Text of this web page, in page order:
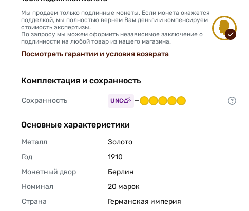
Мы продаем только подлинные монеты. Если монета окажется
подделкой, мы полностью вернем Вам деньги и компенсируем
стоимость экспертизы.
По запросу мы можем оформить независимое заключение о
подлинности на любой товар из нашего магазина.
Посмотреть гарантии и условия возврата
Комплектация и сохранность
Сохранность UNC —
Основные характеристики
Металл
Золото
Год
1910
Монетный двор
Берлин
Номинал
20 марок
Страна
Германская империя